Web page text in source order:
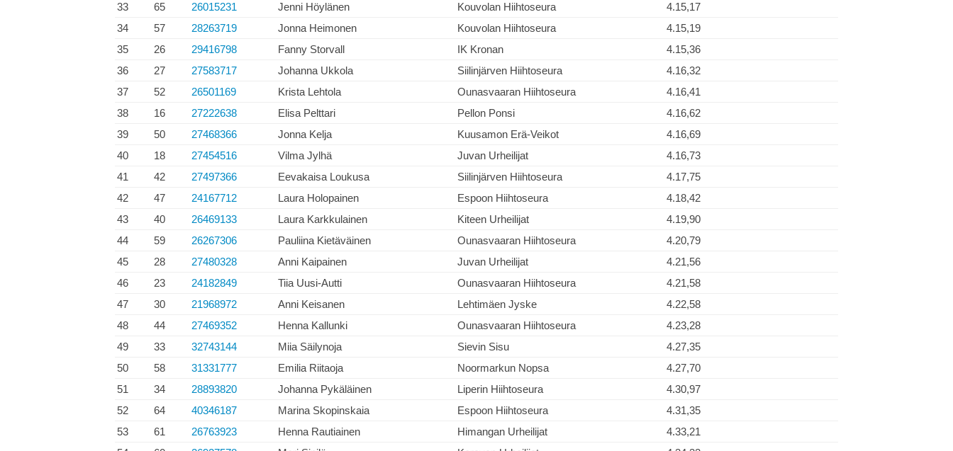
33
65 26015231 Jenni Höylänen Kouvolan Hiihtoseura
4.15,17
34
57 28263719 Jonna Heimonen Kouvolan Hiihtoseura
4.15,19
35
26 29416798 Fanny Storvall IK Kronan
4.15,36
36
27 27583717 Johanna Ukkola Siilinjärven Hiihtoseura
4.16,32
37
52 26501169 Krista Lehtola Ounasvaaran Hiihtoseura
4.16,41
38
16 27222638 Elisa Pelttari Pellon Ponsi
4.16,62
39
50 27468366 Jonna Kelja Kuusamon Erä-Veikot
4.16,69
40
18 27454516 Vilma Jylhä Juvan Urheilijat
4.16,73
41
42 27497366 Eevakaisa Loukusa Siilinjärven Hiihtoseura
4.17,75
42
47 24167712 Laura Holopainen Espoon Hiihtoseura
4.18,42
43
40 26469133 Laura Karkkulainen Kiteen Urheilijat
4.19,90
44
59 26267306 Pauliina Kietäväinen Ounasvaaran Hiihtoseura
4.20,79
45
28 27480328 Anni Kaipainen Juvan Urheilijat
4.21,56
46
23 24182849 Tiia Uusi-Autti Ounasvaaran Hiihtoseura
4.21,58
47
30 21968972 Anni Keisanen Lehtimäen Jyske
4.22,58
48
44 27469352 Henna Kallunki Ounasvaaran Hiihtoseura
4.23,28
49
33 32743144 Miia Säilynoja Sievin Sisu
4.27,35
50
58 31331777 Emilia Riitaoja Noormarkun Nopsa
4.27,70
51
34 28893820 Johanna Pykäläinen Liperin Hiihtoseura
4.30,97
52
64 40346187 Marina Skopinskaia Espoon Hiihtoseura
4.31,35
53
61 26763923 Henna Rautiainen Himangan Urheilijat
4.33,21